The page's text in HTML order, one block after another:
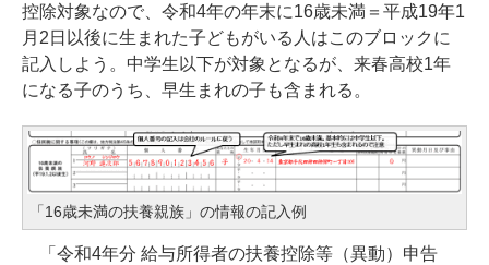
控除対象なので、令和4年の年末に16歳未満＝平成19年1
月2日以後に生まれた子どもがいる人はこのブロックに
記入しよう。中学生以下が対象となるが、来春高校1年
になる子のうち、早生まれの子も含まれる。
「16歳未満の扶養親族」の情報の記入例
「令和4年分 給与所得者の扶養控除等（異動）申告